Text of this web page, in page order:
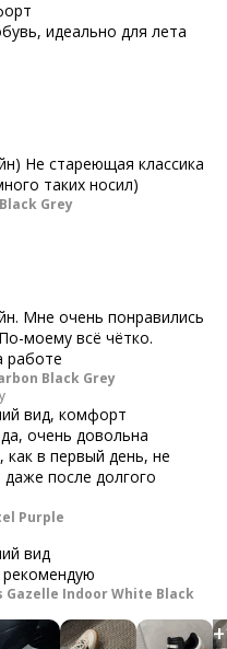
идеально для лета
Не стареющая классика
таких носил)
Grey
Мне очень понравились
моему всё чётко.
работе
Black Grey
вид, комфорт
очень довольна
в первый день, не
после долгого
Purple
вид
Gazelle Indoor White Black
+